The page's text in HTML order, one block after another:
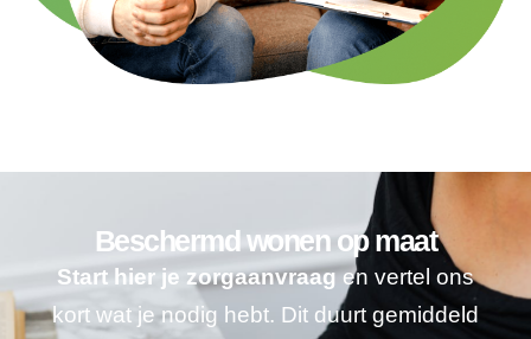
Beschermd wonen op maat
Start hier je zorgaanvraagen vertel ons
kort wat je nodig hebt. Dit duurt gemiddeld